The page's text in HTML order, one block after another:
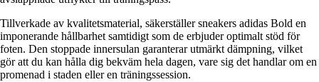
Tillverkade av kvalitetsmaterial, säkerställer sneakers adidas Bold en
imponerande hållbarhet samtidigt som de erbjuder optimalt stöd för
foten. Den stoppade innersulan garanterar utmärkt dämpning, vilket
gör att du kan hålla dig bekväm hela dagen, vare sig det handlar om en
promenad i staden eller en träningssession.